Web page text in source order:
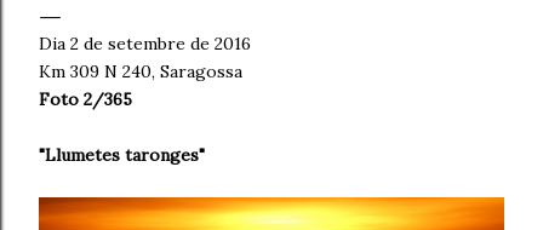
Dia 2 de setembre de 2016
Km 309 N 240, Saragossa
Foto 2/365
"Llumetes taronges"